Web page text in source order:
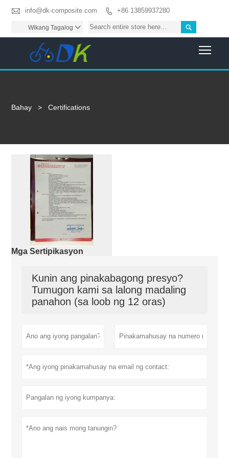
 info@dk-composite.com  +86 13859937280

Wikang Tagalog 
Bahay > Certifications
Mga Sertipikasyon
Kunin ang pinakabagong presyo?
Tumugon kami sa lalong madaling
panahon (sa loob ng 12 oras)